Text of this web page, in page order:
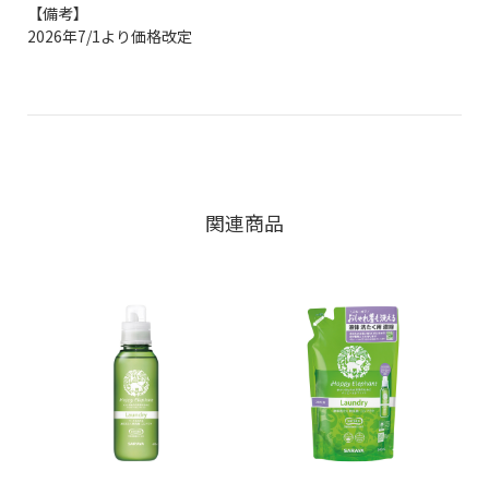
【備考】
2026年7/1より価格改定
関連商品